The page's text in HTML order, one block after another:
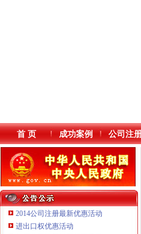
首 页 成功案例 公司注
2014公司注册最新优惠活动
进出口权优惠活动